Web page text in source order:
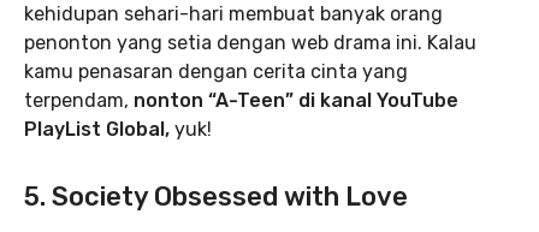
kehidupan sehari-hari membuat banyak orang
penonton yang setia dengan web drama ini. Kalau
kamu penasaran dengan cerita cinta yang
terpendam, nonton “A-Teen” di kanal YouTube
PlayList Global, yuk!
5. Society Obsessed with Love